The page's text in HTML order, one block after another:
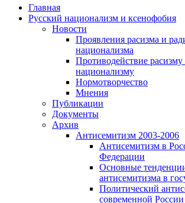
Главная
Русский национализм и ксенофобия
Новости
Проявления расизма и
национализма
Противодействие
национализму
Нормотворчество
Мнения
Публикации
Документы
Архив
Антисемитизм 2003-2006
Антисемитизм в
Федерации
Основные
антисемитизма в
Политический
современной России